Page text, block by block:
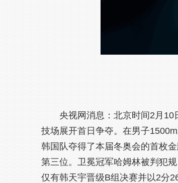
央视网消息：北京时间2月10
技场展开首日争夺。在男子
韩国队夺得了本届冬奥会的首枚
第三位。卫冕冠军哈姆林被判犯
仅有韩天宇晋级B组决赛并以2分